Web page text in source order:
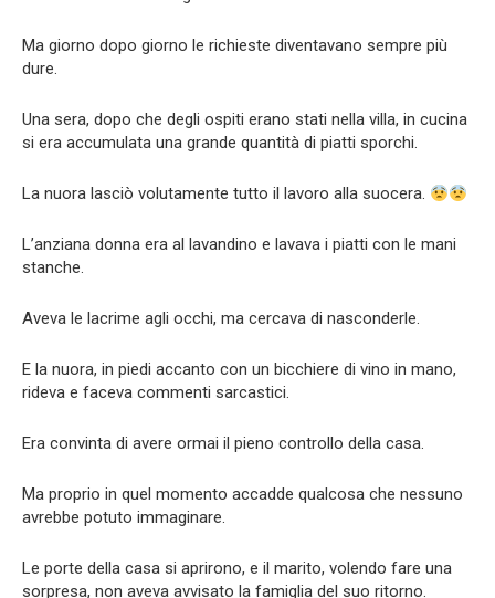
Ma giorno dopo giorno le richieste diventavano sempre più
dure.
Una sera, dopo che degli ospiti erano stati nella villa, in cucina
si era accumulata una grande quantità di piatti sporchi.
La nuora lasciò volutamente tutto il lavoro alla suocera.
L’anziana donna era al lavandino e lavava i piatti con le mani
stanche.
Aveva le lacrime agli occhi, ma cercava di nasconderle.
E la nuora, in piedi accanto con un bicchiere di vino in mano,
rideva e faceva commenti sarcastici.
Era convinta di avere ormai il pieno controllo della casa.
Ma proprio in quel momento accadde qualcosa che nessuno
avrebbe potuto immaginare.
Le porte della casa si aprirono, e il marito, volendo fare una
sorpresa, non aveva avvisato la famiglia del suo ritorno.